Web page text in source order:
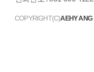
COPYRIGHT(C)AEHY ANG